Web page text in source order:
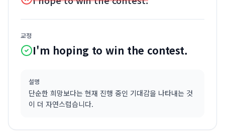
교정
I'm hoping to win the contest.
설명
단순한 희망보다는 현재 진행 중인 기대감을 나타내는 것
이 더 자연스럽습니다.